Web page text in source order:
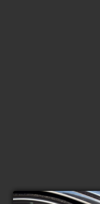
* O conteúdo de cada